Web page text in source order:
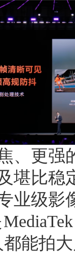
、更强
堪比
业级影
能拍